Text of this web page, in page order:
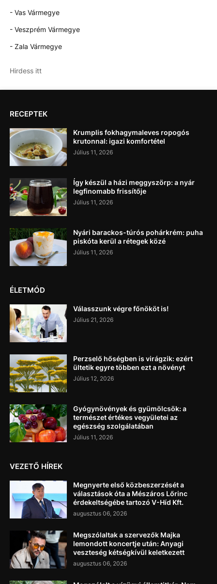
- Vas Vármegye
- Veszprém Vármegye
- Zala Vármegye
Hirdess itt
RECEPTEK
Krumplis fokhagymaleves ropogós
krutonnal: igazi komfortétel
Július 11, 2026
Így készül a házi meggyszörp: a nyár
legfinomabb frissítője
Július 11, 2026
Nyári barackos-túrós pohárkrém: puha
piskóta kerül a rétegek közé
Július 11, 2026
ÉLETMÓD
Válasszunk végre főnököt is!
Július 21, 2026
Perzselő hőségben is virágzik: ezért
ültetik egyre többen ezt a növényt
Július 12, 2026
Gyógynövények és gyümölcsök: a
természet értékes vegyületei az
egészség szolgálatában
Július 11, 2026
VEZETŐ HÍREK
Megnyerte első közbeszerzését a
választások óta a Mészáros Lőrinc
érdekeltségébe tartozó V-Híd Kft.
augusztus 06, 2026
Megszólaltak a szervezők Majka
lemondott koncertje után: Anyagi
veszteség kétségkívül keletkezett
augusztus 06, 2026